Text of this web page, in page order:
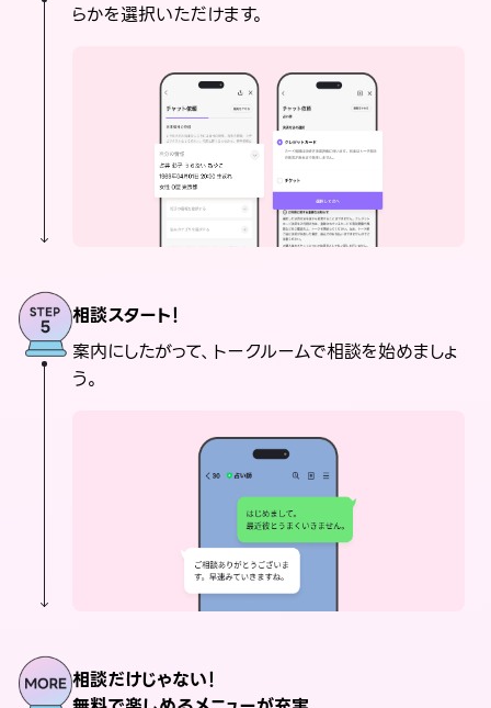
らかを選択いただけます。
相談スタート！
案内にしたがって、トークルームで相談を始めましょ
う。
相談だけじゃない！